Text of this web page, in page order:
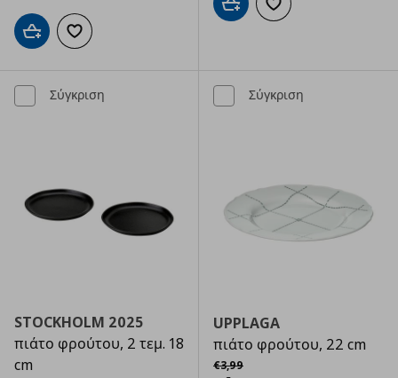
Προσθήκη στο καλάθι
Προσθήκη στα αγαπημένα
Προσθήκη στο καλάθι
Προσθήκη στα
Σύγκριση
STOCKHOLM 2025
πιάτο φρούτου, 2 τεμ. 18
cm
Σύγκριση
UPPLAGA
πιάτο φρούτου, 22 cm
€3,99
Αρχική τιμή